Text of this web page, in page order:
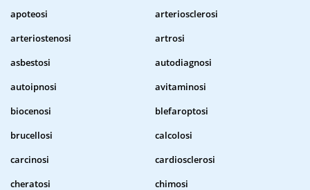
apoteosi
arteriosclerosi
arteriostenosi
artrosi
asbestosi
autodiagnosi
autoipnosi
avitaminosi
biocenosi
blefaroptosi
brucellosi
calcolosi
carcinosi
cardiosclerosi
cheratosi
chimosi